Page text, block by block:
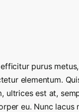
purus
elementum.
ultrices est at,
eu. Nunc lacus